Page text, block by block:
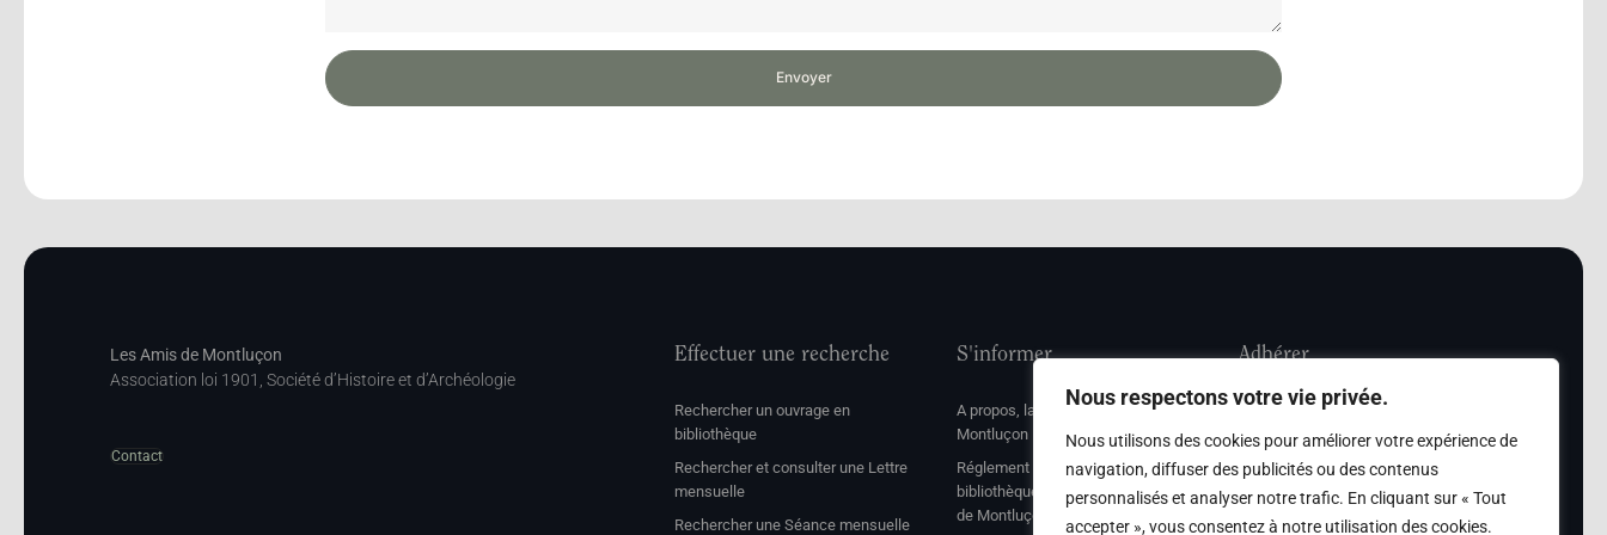
Nous respectons votre vie privée.
Nous utilisons des cookies pour améliorer votre expérience de
navigation, diffuser des publicités ou des contenus
personnalisés et analyser notre trafic. En cliquant sur « Tout
accepter », vous consentez à notre utilisation des cookies.
Envoyer
Les Amis de Montluçon
Association loi 1901, Société d’Histoire et d’Archéologie
Contact
Effectuer une recherche
Rechercher un ouvrage en
bibliothèque
Rechercher et consulter une Lettre
mensuelle
Rechercher une Séance mensuelle
S'informer
A propos, la société Les Amis de
Montluçon
Réglement de consultation de la
bibliothèque et des archives des Amis
de Montluçon
Adhérer
Adhésion